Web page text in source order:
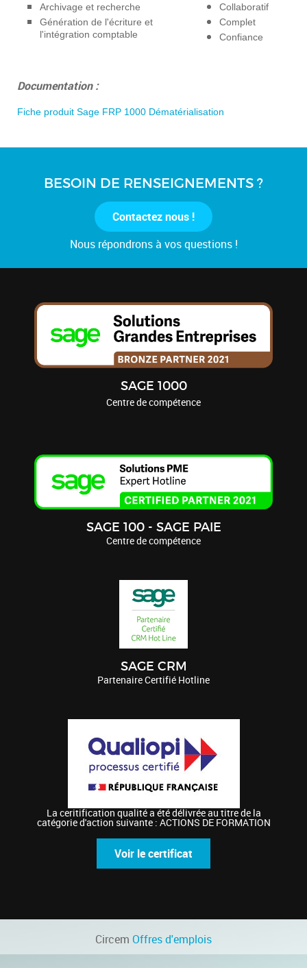
Archivage et recherche
Génération de l'écriture et
l'intégration comptable
Collaboratif
Complet
Confiance
Documentation :
Fiche produit Sage FRP 1000 Dématérialisation
BESOIN DE RENSEIGNEMENTS ?
Contactez nous !
Nous répondrons à vos questions !
SAGE 1000
Centre de compétence
SAGE 100 - SAGE PAIE
Centre de compétence
SAGE CRM
Partenaire Certifié Hotline
La ceritification qualité a été délivrée au titre de la
catégorie d'action suivante : ACTIONS DE FORMATION
Voir le certificat
Circem Offres d'emplois